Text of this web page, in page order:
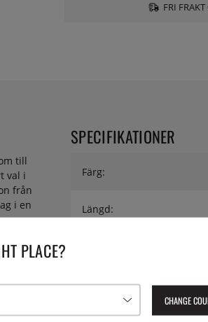
FRI
till
val i
från
i en
SPECIFIKATIONER
Färg:
Längd:
Material på handtag:
PLACE?
CHANGE